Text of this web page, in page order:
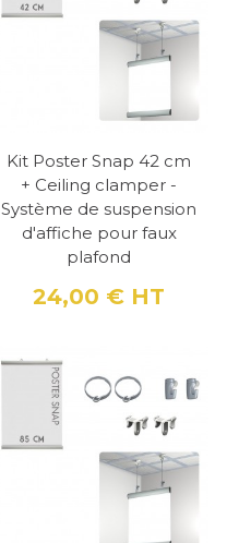
Kit Poster Snap 42 cm
+ Ceiling clamper -
Système de suspension
d'affiche pour faux
plafond
Prix
24,00 € HT